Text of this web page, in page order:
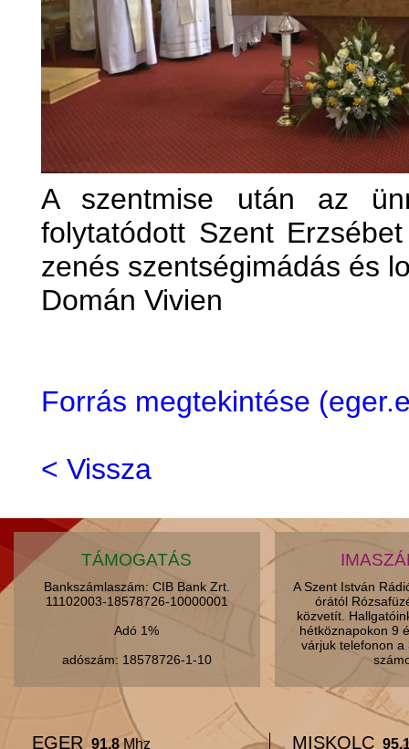
A szentmise után az
folytatódott Szent
zenés szentségimádás és
Domán Vivien
Forrás megtekintése
< Vissza
TÁMOGATÁS
Bankszámlaszám: CIB Bank Zrt.
11102003-18578726-10000001
Adó 1%
adószám: 18578726-1-10
A Szent István
órától
közvetít.
hétköznapokon 9
várjuk telefonon
EGER 91.8 Mhz MISKOLC